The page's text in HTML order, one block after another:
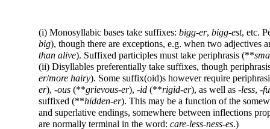
(i) Monosyllabic bases take suffixes: bigg-er, bigg-est, etc.
big), though there are exceptions, e.g. when two adjectives
than alive). Suffixed participles must take periphrasis (**
(ii) Disyllables preferentially take suffixes, though
er/more hairy). Some suffix(oid)s however require
er), -ous (**grievous-er), -id (**rigid-er), as well as -less, -
suffixed (**hidden-er). This may be a function of the
and superlative endings, somewhere between inflections
are normally terminal in the word: care-less-ness-es.)